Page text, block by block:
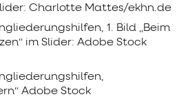
Charlotte Mattes/ekhn.de
1. Bild „Beim
im Slider: Adobe Stock
Adobe Stock